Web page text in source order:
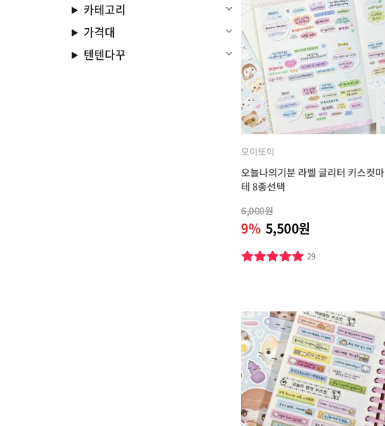
카테고리
가격대
텐텐다꾸
모이또이
오늘나의기분 라벨 글리터 키스컷마
테 8종선택
6,000원
9% 5,500원
29